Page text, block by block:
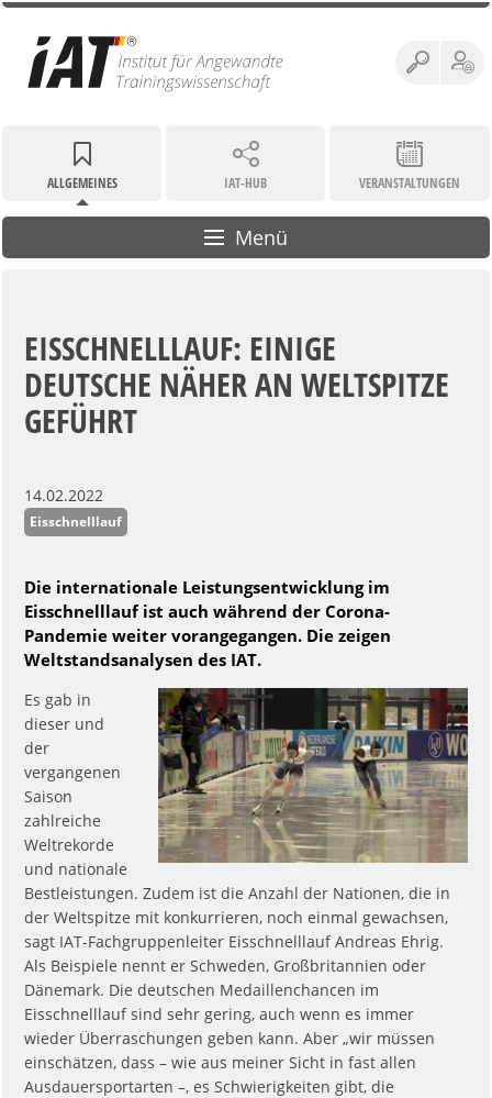
ALLGEMEINES IAT-HUB VERANSTALTUNGEN
Menü
EISSCHNELLLAUF: EINIGE
DEUTSCHE NÄHER AN WELTSPITZE
GEFÜHRT
14.02.2022
Eisschnelllauf
Die internationale Leistungsentwicklung im
Eisschnelllauf ist auch während der Corona-
Pandemie weiter vorangegangen. Die zeigen
Weltstandsanalysen des IAT.
Es gab in
dieser und
der
vergangenen
Saison
zahlreiche
Weltrekorde
und nationale
Bestleistungen. Zudem ist die Anzahl der Nationen, die in
der Weltspitze mit konkurrieren, noch einmal gewachsen,
sagt IAT-Fachgruppenleiter Eisschnelllauf Andreas Ehrig.
Als Beispiele nennt er Schweden, Großbritannien oder
Dänemark. Die deutschen Medaillenchancen im
Eisschnelllauf sind sehr gering, auch wenn es immer
wieder Überraschungen geben kann. Aber „wir müssen
einschätzen, dass – wie aus meiner Sicht in fast allen
Ausdauersportarten –, es Schwierigkeiten gibt, die